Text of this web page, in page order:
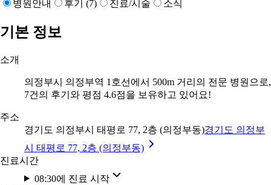
병원안내 후기 (7) 진료/시술 소식
기본 정보
소개
의정부시 의정부역 1호선에서 500m 거리의 전문 병원으로,
7건의 후기와 평점 4.6점을 보유하고 있어요!
주소
경기도 의정부시 태평로 77, 2층 (의정부동)경기도 의정부
시 태평로 77, 2층 (의정부동)
진료시간
08:30에 진료 시작